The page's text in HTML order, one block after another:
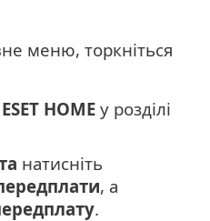
меню, торкніться
HOMEу розділі
натисніть
, а
.